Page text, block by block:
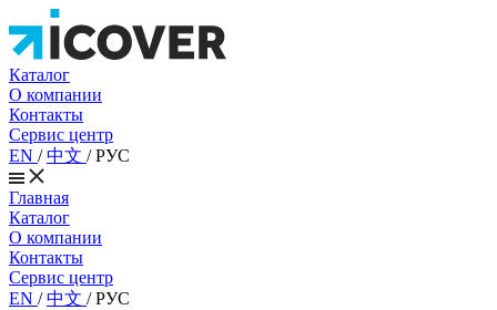
Каталог
О компании
Контакты
Сервис центр
EN /中文 /РУС
Главная
Каталог
О компании
Контакты
Сервис центр
EN /中文 /РУС